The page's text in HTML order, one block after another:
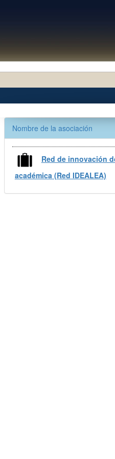
Nombre de la asociación
Red de innovación
académica (Red IDEALEA)